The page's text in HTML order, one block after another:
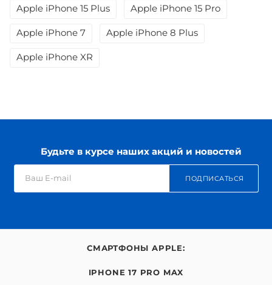
Apple iPhone 15 Plus Apple iPhone 15 Pro
Apple iPhone 7 Apple iPhone 8 Plus
Apple iPhone XR
Будьте в курсе наших акций и новостей
ПОДПИСАТЬСЯ
СМАРТФОНЫ APPLE:
IPHONE 17 PRO MAX